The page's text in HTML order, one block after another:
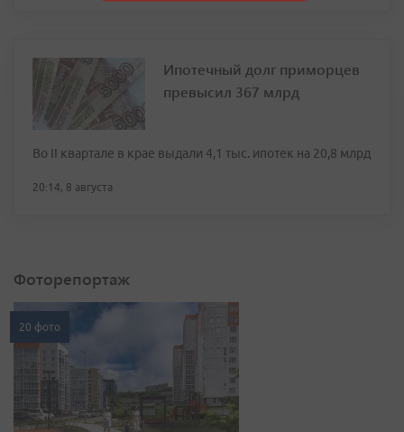
Ипотечный долг приморцев
превысил 367 млрд
Во II квартале в крае выдали 4,1 тыс. ипотек на 20,8 млрд
20:14, 8 августа
Фоторепортаж
20 фото